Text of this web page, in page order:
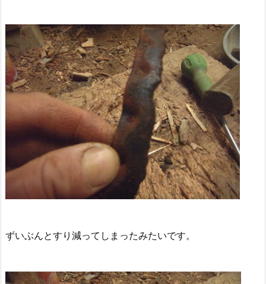
ずいぶんとすり減ってしまったみたいです。